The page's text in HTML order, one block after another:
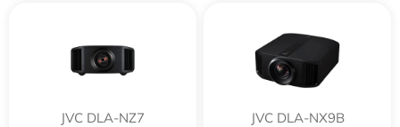
JVC DLA-NZ7 JVC DLA-NX9B